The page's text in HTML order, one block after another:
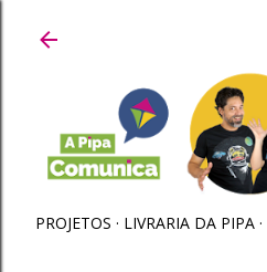
PROJETOS LIVRARIA DA PIPA